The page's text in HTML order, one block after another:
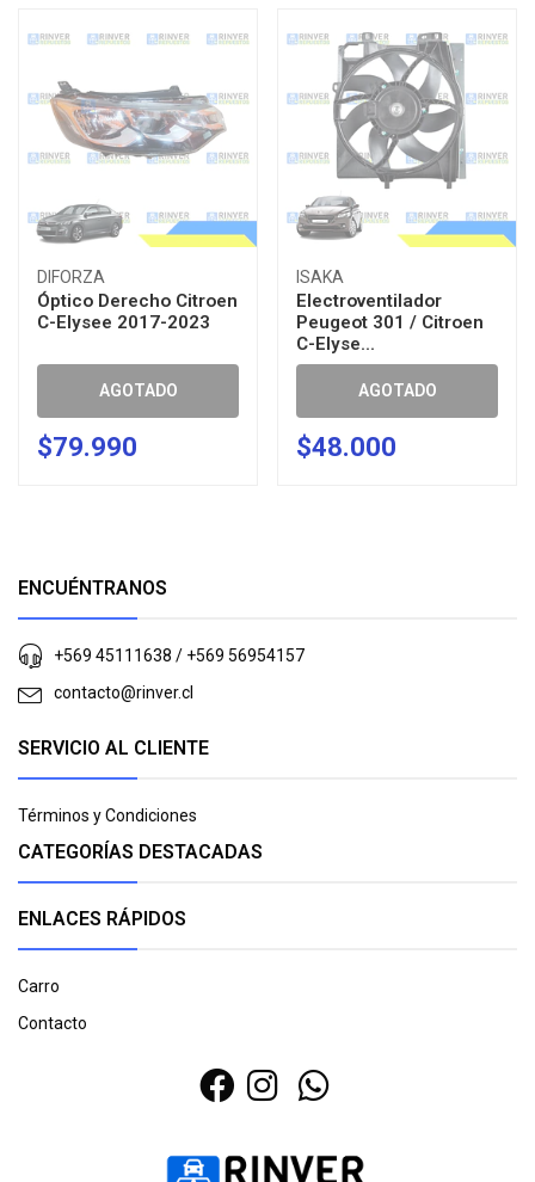
DIFORZA
Óptico Derecho Citroen
C-Elysee 2017-2023
AGOTADO
$79.990
ISAKA
Electroventilador
Peugeot 301 / Citroen
C-Elyse...
AGOTADO
$48.000
ENCUÉNTRANOS
+569 45111638 / +569 56954157
contacto@rinver.cl
SERVICIO AL CLIENTE
Términos y Condiciones
CATEGORÍAS DESTACADAS
ENLACES RÁPIDOS
Carro
Contacto